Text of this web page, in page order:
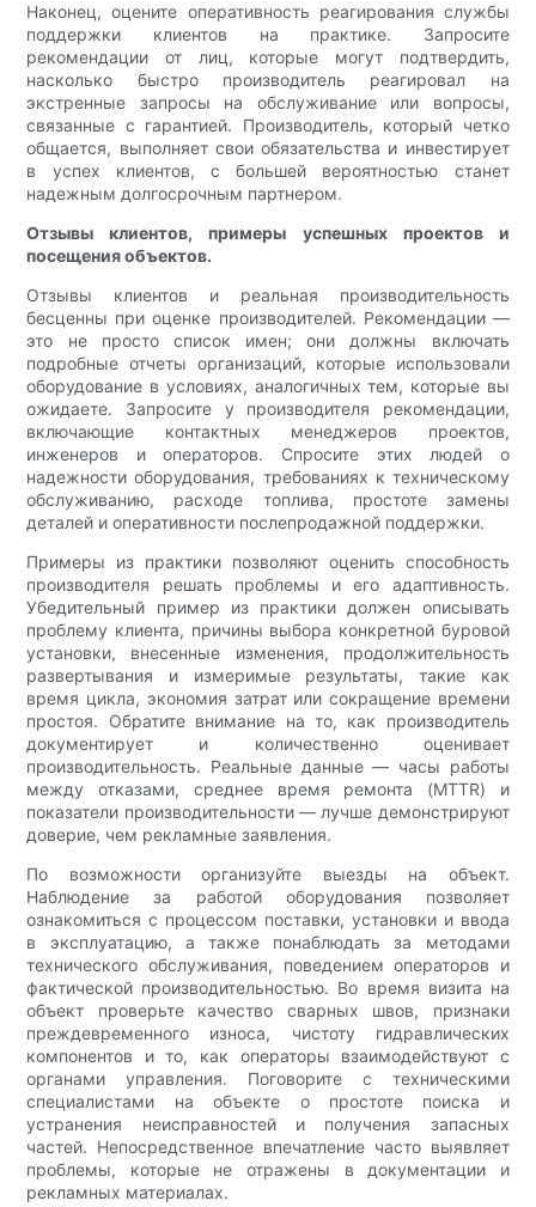
Наконец, оцените оперативность реагирования службы
поддержки клиентов на практике. Запросите
рекомендации от лиц, которые могут подтвердить,
насколько быстро производитель реагировал на
экстренные запросы на обслуживание или вопросы,
связанные с гарантией. Производитель, который четко
общается, выполняет свои обязательства и инвестирует
в успех клиентов, с большей вероятностью станет
надежным долгосрочным партнером.
Отзывы клиентов, примеры успешных проектов и
посещения объектов.
Отзывы клиентов и реальная производительность
бесценны при оценке производителей. Рекомендации —
это не просто список имен; они должны включать
подробные отчеты организаций, которые использовали
оборудование в условиях, аналогичных тем, которые вы
ожидаете. Запросите у производителя рекомендации,
включающие контактных менеджеров проектов,
инженеров и операторов. Спросите этих людей о
надежности оборудования, требованиях к техническому
обслуживанию, расходе топлива, простоте замены
деталей и оперативности послепродажной поддержки.
Примеры из практики позволяют оценить способность
производителя решать проблемы и его адаптивность.
Убедительный пример из практики должен описывать
проблему клиента, причины выбора конкретной буровой
установки, внесенные изменения, продолжительность
развертывания и измеримые результаты, такие как
время цикла, экономия затрат или сокращение времени
простоя. Обратите внимание на то, как производитель
документирует и количественно оценивает
производительность. Реальные данные — часы работы
между отказами, среднее время ремонта (MTTR) и
показатели производительности — лучше демонстрируют
доверие, чем рекламные заявления.
По возможности организуйте выезды на объект.
Наблюдение за работой оборудования позволяет
ознакомиться с процессом поставки, установки и ввода
в эксплуатацию, а также понаблюдать за методами
технического обслуживания, поведением операторов и
фактической производительностью. Во время визита на
объект проверьте качество сварных швов, признаки
преждевременного износа, чистоту гидравлических
компонентов и то, как операторы взаимодействуют с
органами управления. Поговорите с техническими
специалистами на объекте о простоте поиска и
устранения неисправностей и получения запасных
частей. Непосредственное впечатление часто выявляет
проблемы, которые не отражены в документации и
рекламных материалах.